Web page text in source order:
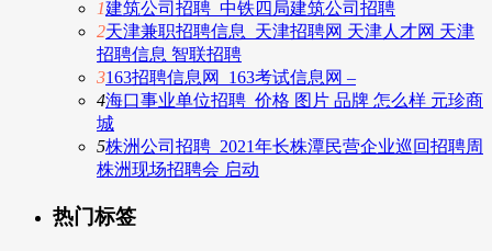
1建筑公司招聘_中铁四局建筑公司招聘
2天津兼职招聘信息_天津招聘网 天津人才网 天津
招聘信息 智联招聘
3163招聘信息网_163考试信息网 –
4海口事业单位招聘_价格 图片 品牌 怎么样 元珍商
城
5株洲公司招聘_2021年长株潭民营企业巡回招聘周
株洲现场招聘会 启动
热门标签